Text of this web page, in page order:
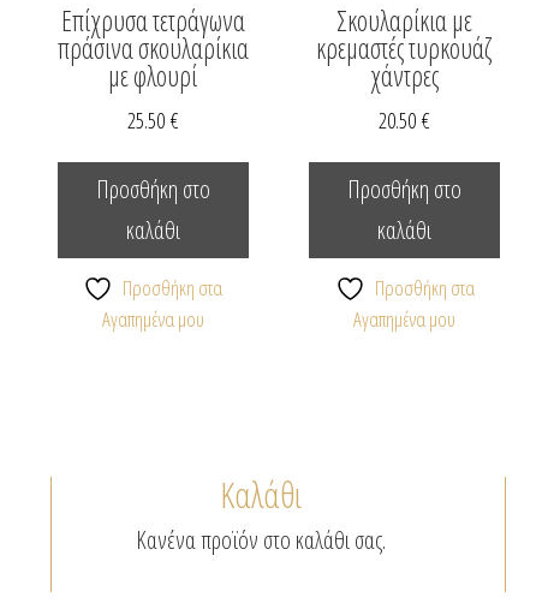
Επίχρυσα τετράγωνα
πράσινα σκουλαρίκια
με φλουρί
25.50€
Προσθήκη στο
καλάθι
Προσθήκη στα
Αγαπημένα μου
Σκουλαρίκια με
κρεμαστές τυρκουάζ
χάντρες
20.50€
Προσθήκη στο
καλάθι
Προσθήκη στα
Αγαπημένα μου
Καλάθι
Κανένα προϊόν στο καλάθι σας.